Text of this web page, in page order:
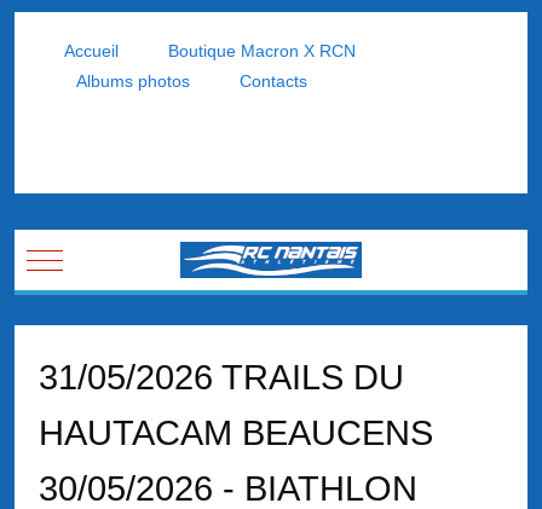
Accueil
Boutique Macron X RCN
Albums photos
Contacts
Mobile Menu Toggle
31/05/2026 TRAILS DU
HAUTACAM BEAUCENS
30/05/2026 - BIATHLON